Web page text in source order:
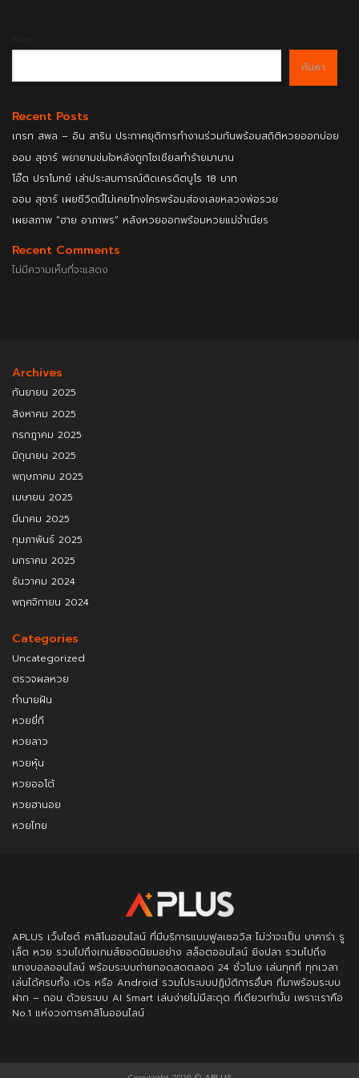
ค้นหา
Recent Posts
เกรท สพล – อิน สาริน ประกาศยุติการทำงานร่วมกันพร้อมสถิติหวยออกบ่อย
ออม สุชาร์ พยายามข่มใจหลังถูกโซเชียลทำร้ายมานาน
โอ๊ต ปราโมทย์ เล่าประสบการณ์ติดเครดิตบูโร 18 บาท
ออม สุชาร์ เผยชีวิตนี้ไม่เคยโกงใครพร้อมส่องเลขหลวงพ่อรวย
เผยสภาพ “ฮาย อาภาพร” หลังหวยออกพร้อมหวยแม่จำเนียร
Recent Comments
ไม่มีความเห็นที่จะแสดง
Archives
กันยายน 2025
สิงหาคม 2025
กรกฎาคม 2025
มิถุนายน 2025
พฤษภาคม 2025
เมษายน 2025
มีนาคม 2025
กุมภาพันธ์ 2025
มกราคม 2025
ธันวาคม 2024
พฤศจิกายน 2024
Categories
Uncategorized
ตรวจผลหวย
ทำนายฝัน
หวยยี่กี
หวยลาว
หวยหุ้น
หวยออโต้
หวยฮานอย
หวยไทย
APLUS เว็บไซต์ คาสิโนออนไลน์ ที่มีบริการแบบฟูลเซอวิส ไม่ว่าจะเป็น บาคาร่า รู
เล็ต หวย รวมไปถึงเกมส์ยอดนิยมอย่าง สล็อตออนไลน์ ยิงปลา รวมไปถึง
แทงบอลออนไลน์ พร้อมระบบถ่ายทอดสดตลอด 24 ชั่วโมง เล่นทุกที่ ทุกเวลา
เล่นได้ครบทั้ง iOs หรือ Android รวมไประบบปฏิบัติการอื่นๆ ที่มาพร้อมระบบ
ฝาก – ถอน ด้วยระบบ AI Smart เล่นง่ายไม่มีสะดุด ที่เดียวเท่านั้น เพราะเราคือ
No.1 แห่งวงการคาสิโนออนไลน์